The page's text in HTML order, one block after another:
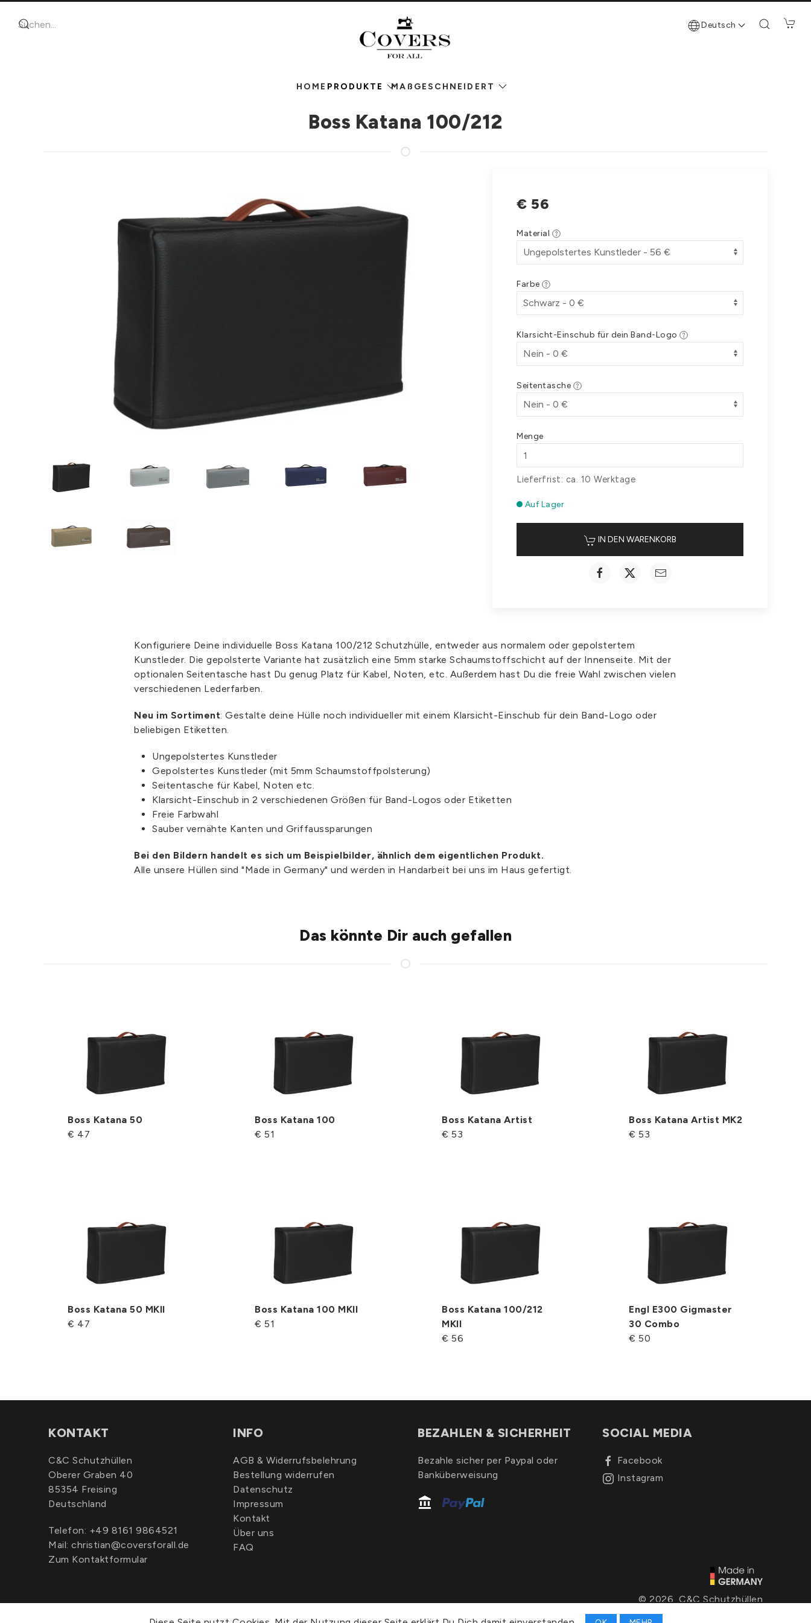
Deutsch
HOME PRODUKTE MAßGESCHNEIDERT
Boss Katana 100/212
€ 56
Material
Farbe
Klarsicht-Einschub für dein Band-Logo
Seitentasche
Menge
Lieferfrist: ca. 10 Werktage
Auf Lager
IN DEN WARENKORB
Konfiguriere Deine individuelle Boss Katana 100/212 Schutzhülle, entweder aus normalem oder gepolstertem
Kunstleder. Die gepolsterte Variante hat zusätzlich eine 5mm starke Schaumstoffschicht auf der Innenseite. Mit der
optionalen Seitentasche hast Du genug Platz für Kabel, Noten, etc. Außerdem hast Du die freie Wahl zwischen vielen
verschiedenen Lederfarben.
Neu im Sortiment: Gestalte deine Hülle noch individueller mit einem Klarsicht-Einschub für dein Band-Logo oder
beliebigen Etiketten.
Ungepolstertes Kunstleder
Gepolstertes Kunstleder (mit 5mm Schaumstoffpolsterung)
Seitentasche für Kabel, Noten etc.
Klarsicht-Einschub in 2 verschiedenen Größen für Band-Logos oder Etiketten
Freie Farbwahl
Sauber vernähte Kanten und Griffaussparungen
Bei den Bildern handelt es sich um Beispielbilder, ähnlich dem eigentlichen Produkt.
Alle unsere Hüllen sind "Made in Germany" und werden in Handarbeit bei uns im Haus gefertigt.
Das könnte Dir auch gefallen
Boss Katana 50
€ 47
Boss Katana 100
€ 51
Boss Katana Artist
€ 53
Boss Katana Artist MK2
€ 53
Boss Katana 50 MKII
€ 47
Boss Katana 100 MKII
€ 51
Boss Katana 100/212
MKII
€ 56
Engl E300 Gigmaster
30 Combo
€ 50
KONTAKT
C&C Schutzhüllen
Oberer Graben 40
85354 Freising
Deutschland
Telefon: +49 8161 9864521
Mail: christian@coversforall.de
Zum Kontaktformular
INFO
AGB & Widerrufsbelehrung
Bestellung widerrufen
Datenschutz
Impressum
Kontakt
Über uns
FAQ
BEZAHLEN & SICHERHEIT
Bezahle sicher per Paypal oder
Banküberweisung
SOCIAL MEDIA
Facebook
Instagram
© 2026, C&C Schutzhüllen